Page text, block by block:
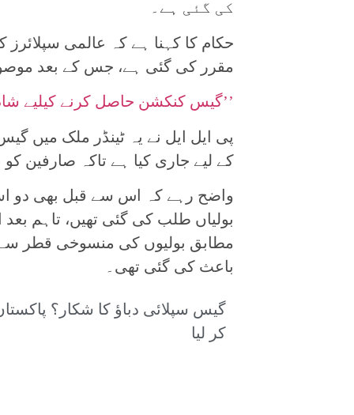
کی گئی ہے۔
مقرر کی گئی ہے، جس کے بعد
’’گیس کنکشن حاصل کرنے کیلیے
پی ایل ایل نے یہ ٹینڈر ملک میں
کے لیے جاری کیا ہے تاکہ صارفین
واضح رہے کہ اس سے قبل بھی دو
بولیاں طلب کی گئی تھیں، تاہم بعد
مطابق بولیوں کی منسوخی قطر سے
باعث کی گئی تھی۔
گیس سپلائی دباؤ کا شکار؟
کر لیا